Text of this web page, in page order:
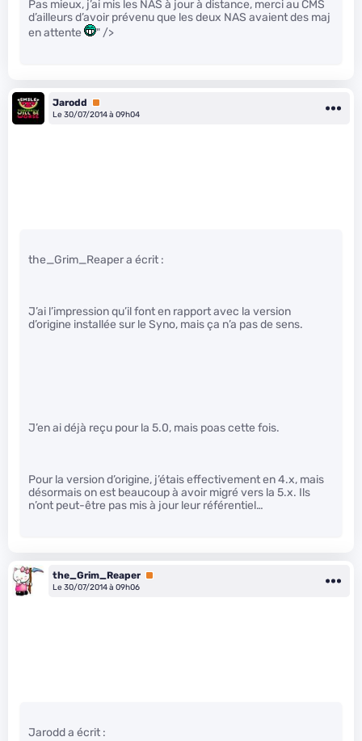
Pas mieux, j’ai mis les NAS à jour à distance, merci au CMS
d’ailleurs d’avoir prévenu que les deux NAS avaient des maj
en attente
" />
Jarodd
Premium
Le 30/07/2014 à 09h04
the_Grim_Reaper a écrit :
J’ai l’impression qu’il font en rapport avec la version
d’origine installée sur le Syno, mais ça n’a pas de sens.
J’en ai déjà reçu pour la 5.0, mais poas cette fois.
Pour la version d’origine, j’étais effectivement en 4.x, mais
désormais on est beaucoup à avoir migré vers la 5.x. Ils
n’ont peut-être pas mis à jour leur référentiel…
the_Grim_Reaper Premium
Le 30/07/2014 à 09h06
Jarodd a écrit :